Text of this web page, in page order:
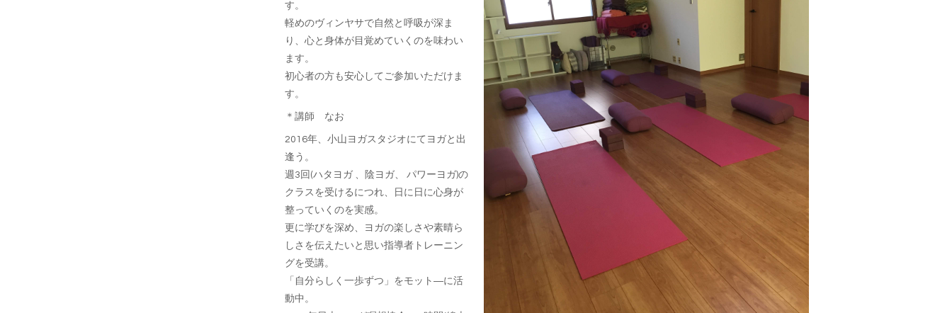
す。
軽めのヴィンヤサで自然と呼吸が深ま
り、心と身体が目覚めていくのを味わい
ます。
初心者の方も安心してご参加いただけま
す。
＊講師 なお
2016年、小山ヨガスタジオにてヨガと出
逢う。
週 3 回 (ハタヨガ 、陰ヨガ、 パワーヨガ)の
クラスを受けるにつれ、日に日に心身が
整っていくのを実感。
更に学びを深め、ヨガの楽しさや素晴ら
しさを伝えたいと思い指導者トレーニン
グを受講。
「自分らしく一歩ずつ」をモット ―に活
動中。